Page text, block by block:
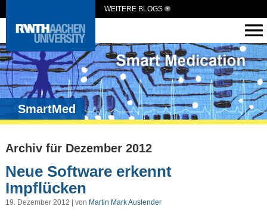
WEITERE BLOGS
SmartMed
Archiv für Dezember 2012
Neue Software erkennt
Impflücken
19. Dezember 2012 | von Martin Mark Auslender